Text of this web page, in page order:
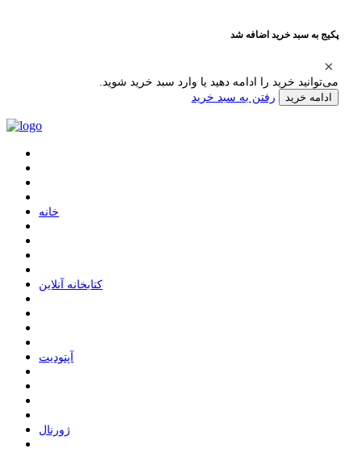
پکیج به سبد خرید اضافه شد
می‌توانید خرید را ادامه دهید یا وارد سبد خرید شوید.
ادامه خرید رفتن به سبد خرید
ﺧﺎﻧﻪ
ﮐﺘﺎﺑﺨﺎﻧﻪ ﺁﻧﻼﯾﻦ
ﺁﭘﺘﻮﺩﯾﺖ
ﮊﻭﺭﻧﺎﻝ